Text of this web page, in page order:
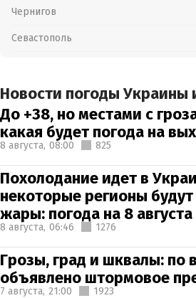
Чернигов
Севастополь
Новости погоды Украины
До +38, но местами с
какая будет погода на
8 августа, 08:00 825
Похолодание идет в
некоторые регионы будут
жары: погода на 8 августа
8 августа, 06:46 1276
Грозы, град и шквалы: по
объявлено штормовое
7 августа, 21:00 1923